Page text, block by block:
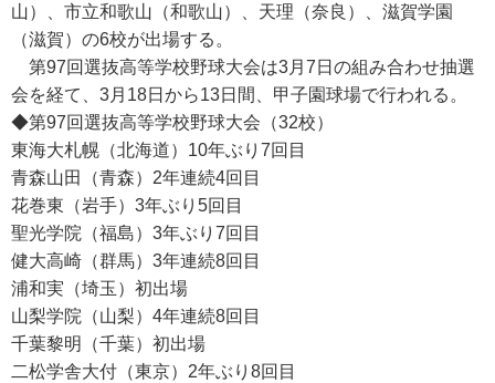
山）、市立和歌山（和歌山）、天理（奈良）、滋賀学園
（滋賀）の6校が出場する。
第97回選抜高等学校野球大会は3月7日の組み合わせ抽選
会を経て、3月18日から13日間、甲子園球場で行われる。
◆第97回選抜高等学校野球大会（32校）
東海大札幌（北海道）10年ぶり7回目
青森山田（青森）2年連続4回目
花巻東（岩手）3年ぶり5回目
聖光学院（福島）3年ぶり7回目
健大高崎（群馬）3年連続8回目
浦和実（埼玉）初出場
山梨学院（山梨）4年連続8回目
千葉黎明（千葉）初出場
二松学舎大付（東京）2年ぶり8回目